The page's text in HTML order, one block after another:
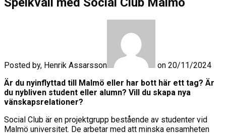
Posted by, Henrik Assarsson
on 20/11/2024
Är du nyinflyttad till Malmö eller har bott här ett tag? Är
du nybliven student eller alumn? Vill du skapa nya
vänskapsrelationer?
Social Club är en projektgrupp bestående av studenter vid
Malmö universitet. De arbetar med att minska ensamheten